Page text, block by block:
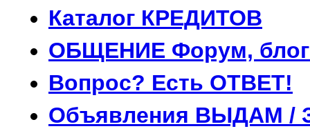
Каталог КРЕДИТОВ
ОБЩЕНИЕ Форум,
Вопрос? Есть ОТВЕТ!
Объявления ВЫДАМ /